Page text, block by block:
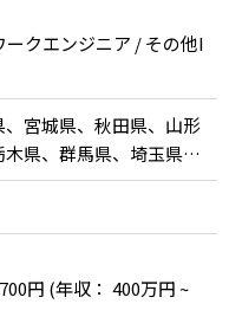
クエンジニア / その他I
宮城県、秋田県、山形
県、群馬県、埼玉県、
、新潟県、富山県、石
野県、岐阜県、静岡
県、京都府、大阪府、
、鳥取県、島根県、岡
島県、香川県、愛媛
円 (年収： 400万円 ~